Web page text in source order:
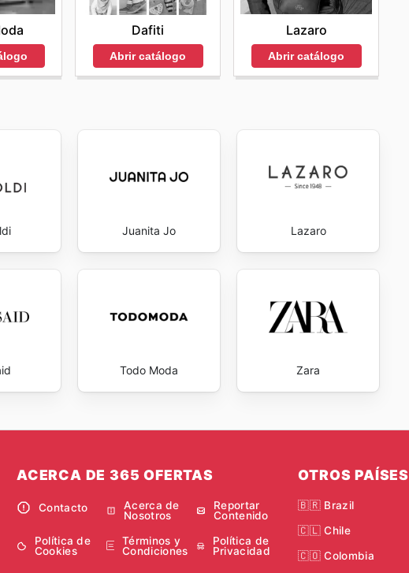
Dafiti
Abrir catálogo
Lazaro
Abrir catálogo
Juanita Jo Lazaro
Todo Moda Zara
ACERCA DE 365 OFERTAS
Contacto
Acerca de
Nosotros
Reportar
Contenido
Política de
Cookies
Términos y
Condiciones
Política de
Privacidad
OTROS PAÍSES
🇧🇷 Brazil
🇨🇱 Chile
🇨🇴 Colombia